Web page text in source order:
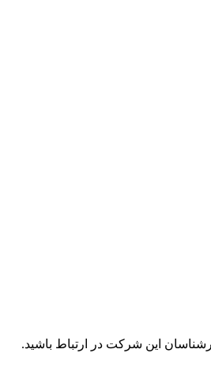
این شرکت در ارتباط باشید.